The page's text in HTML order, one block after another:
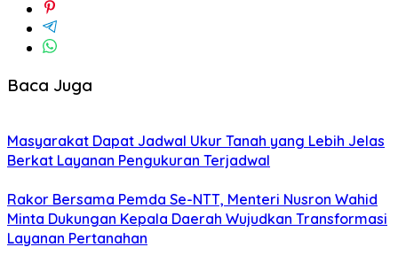
Baca Juga
Masyarakat Dapat Jadwal Ukur Tanah yang Lebih Jelas
Berkat Layanan Pengukuran Terjadwal
Rakor Bersama Pemda Se-NTT, Menteri Nusron Wahid
Minta Dukungan Kepala Daerah Wujudkan Transformasi
Layanan Pertanahan